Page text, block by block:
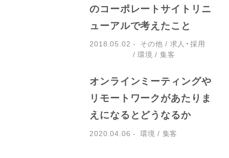
のコーポレートサイトリニ
ューアルで考えたこと
2018.05.02 その他
求人・採用
環境
集客
オンラインミーティングや
リモートワークがあたりま
えになるとどうなるか
2020.04.06 環境 集客